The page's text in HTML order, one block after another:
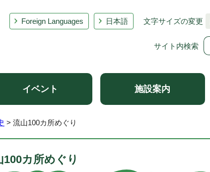
Foreign Languages 日本語 文字サイズの変更
サイト内検索
イベント 施設案内
> 流山100カ所めぐり
100カ所めぐり